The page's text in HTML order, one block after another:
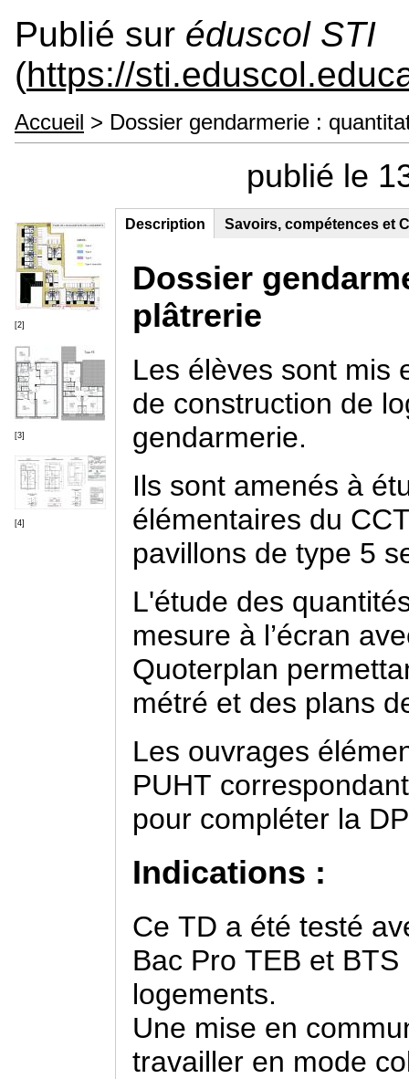
Publié sur éduscol STI
(https://
Accueil > Dossier gendarmerie :
publié le
[2]
[3]
[4]
Contenu principal
Description (onglet
actif)
Savoirs, compétences et
Dossier
plâtrerie
Les élèves sont mis
de construction de
gendarmerie.
Ils sont amenés à
élémentaires du
pavillons de type 5
L'étude des
mesure à l’écran
Quoterplan
métré et des plans
Les ouvrages
PUHT
pour compléter la
Indications :
Ce TD a été testé
Bac Pro TEB et
logements.
Une mise en
travailler en mode